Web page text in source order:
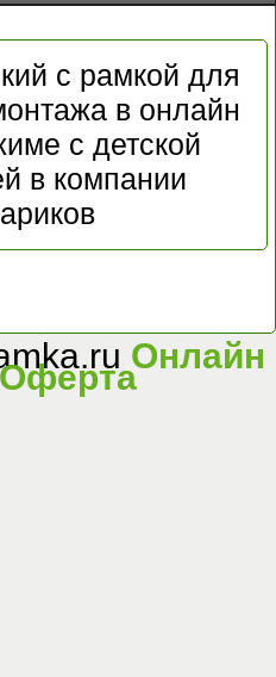
с рамкой для
в онлайн
с детской
в компании
Онлайн